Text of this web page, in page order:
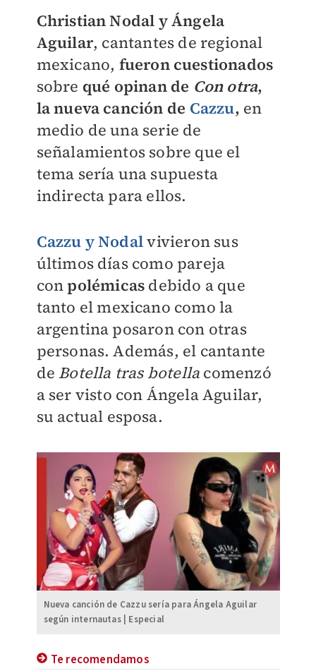
Christian Nodal y Ángela
Aguilar, cantantes de regional
mexicano, fueron cuestionados
sobre qué opinan de Con otra,
la nueva canción de Cazzu, en
medio de una serie de
señalamientos sobre que el
tema sería una supuesta
indirecta para ellos.
Cazzu y Nodalvivieron sus
últimos días como pareja
conpolémicas debido a que
tanto el mexicano como la
argentina posaron con otras
personas. Además, el cantante
de Botella tras botella comenzó
a ser visto con Ángela Aguilar,
su actual esposa.
Nueva canción de Cazzu sería para Ángela Aguilar
según internautas | Especial
Te recomendamos